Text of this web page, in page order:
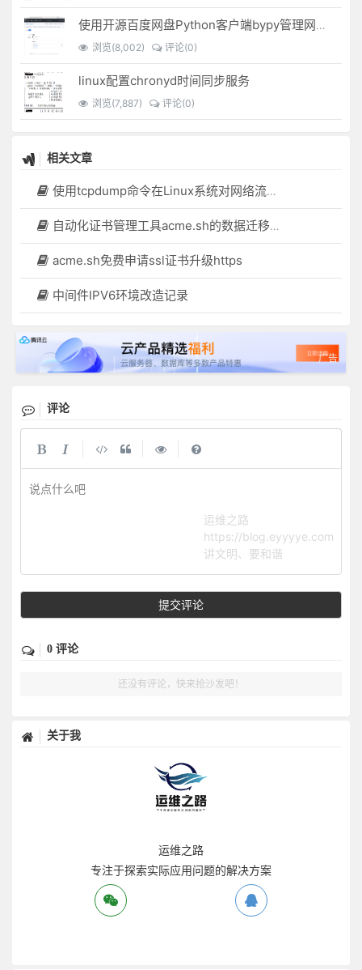
使用开源百度网盘Python客户端bypy管理网盘文件
浏览(8,002) 评论(0)
linux配置chronyd时间同步服务
浏览(7,887) 评论(0)
相关文章
使用tcpdump命令在Linux系统对网络流量抓包分析
自动化证书管理工具acme.sh的数据迁移操作
acme.sh免费申请ssl证书升级https
中间件IPV6环境改造记录
评论
说点什么吧
运维之路
https://blog.eyyyye.com
讲文明、要和谐
提交评论
0 评论
还没有评论，快来抢沙发吧！
关于我
运维之路
专注于探索实际应用问题的解决方案